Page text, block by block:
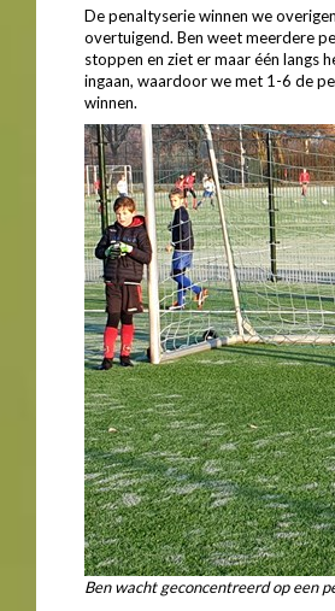
De penaltyserie winnen we
overtuigend. Ben weet meerdere
stoppen en ziet er maar één langs
ingaan, waardoor we met 1-6 de
winnen.
Ben wacht geconcentreerd op een